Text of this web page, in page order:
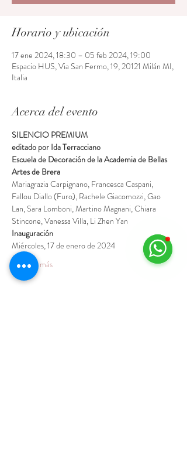
Horario y ubicación
17 ene 2024, 18:30 – 05 feb 2024, 19:00
Espacio HUS, Via San Fermo, 19, 20121 Milán MI,
Italia
Acerca del evento
SILENCIO PREMIUM
editado por Ida Terracciano
Escuela de Decoración de la Academia de Bellas
Artes de Brera
Mariagrazia Carpignano, Francesca Caspani,
Fallou Diallo (Furo), Rachele Giacomozzi, Gao
Lan, Sara Lomboni, Martino Magnani, Chiara
Stincone, Vanessa Villa, Li Zhen Yan
Inauguración
Miércoles, 17 de enero de 2024
Mostrar más